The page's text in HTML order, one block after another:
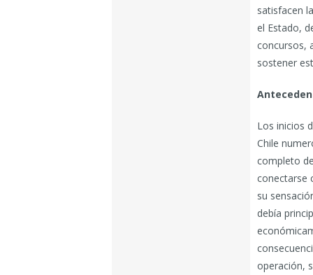
satisfacen
el Estado,
concursos,
sostener
Los inicios
Chile
completo
conectarse
su
debía
operación,